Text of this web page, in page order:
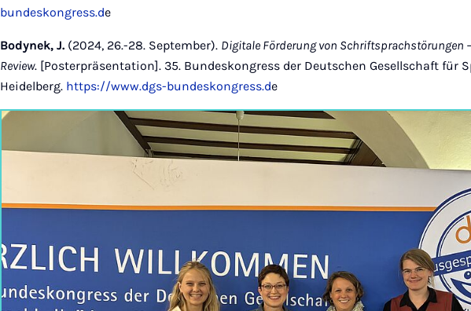
bundeskongress.de
Bodynek, J. (2024, 26.-28. September). Digitale Förderung von Schriftsprachstörungen
Review. [Posterpräsentation]. 35. Bundeskongress der Deutschen Gesellschaft für
Heidelberg. https://www.dgs-bundeskongress.de